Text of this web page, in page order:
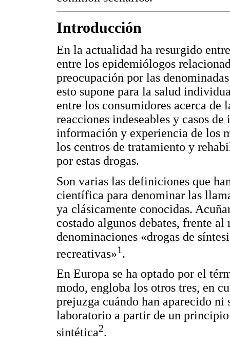
Introducción
En la actualidad ha resurgido
entre los epidemiólogos
preocupación por las
esto supone para la salud
entre los consumidores acerca de
reacciones indeseables y casos
información y experiencia de los
los centros de tratamiento y
por estas drogas.
Son varias las definiciones que
científica para denominar las
ya clásicamente conocidas.
costado algunos debates, frente al
denominaciones «drogas de
recreativas»1.
En Europa se ha optado por el
modo, engloba los otros tres, en
prejuzga cuándo han aparecido
laboratorio a partir de un
sintética2.